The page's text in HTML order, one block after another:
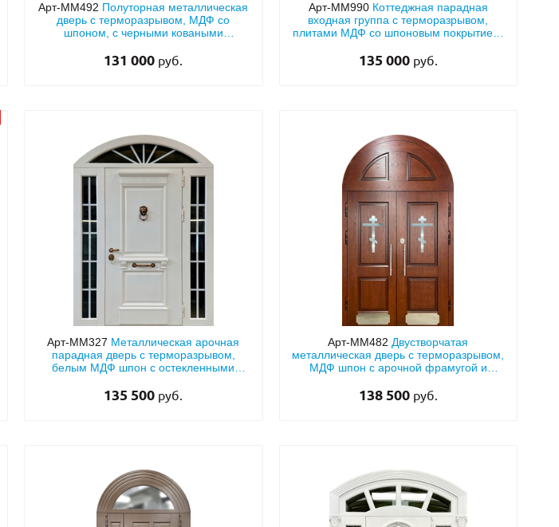
Арт-ММ492 Полуторная металлическая
дверь с терморазрывом, МДФ со
шпоном, с черными коваными
фрамугой
131 000 руб.
Арт-ММ990 Коттеджная парадная
входная группа с терморазрывом,
плитами МДФ со шпоновым покрытием,
остеклением и ковкой
135 000 руб.
Арт-ММ327 Металлическая арочная
парадная дверь с терморазрывом,
белым МДФ шпон с остекленными
135 500 руб.
Арт-ММ482Двустворчатая
металлическая дверь с терморазрывом,
МДФ шпон с арочной фрамугой и
138 500 руб.